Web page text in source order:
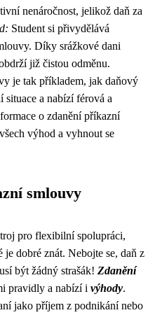
nenáročnost, jelikož daň za
Student si přivydělává
Díky srážkové dani
již čistou odměnu.
je tak příkladem, jak daňový
situace a nabízí férová a
o zdanění příkazní
výhod a vyhnout se
smlouvy
pro flexibilní spolupráci,
dobré znát. Nebojte se, daň z
být žádný strašák! Zdanění
pravidly a nabízí i výhody.
jako příjem z podnikání nebo